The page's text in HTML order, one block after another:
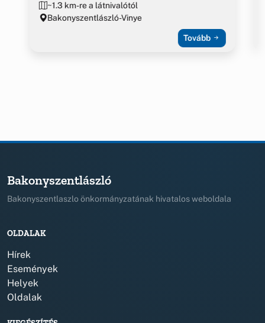
~1.3 km-re a látnivalótól
Bakonyszentlászló-Vinye
Tovább
Bakonyszentlászló
Bakonyszentlaszlo önkormányzatának hivatalos weboldala
OLDALAK
Hírek
Események
Helyek
Oldalak